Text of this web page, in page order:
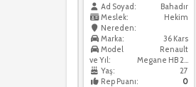
Ad Soyad:
Bahadır
Meslek:
Hekim
Nereden:
36 Kars
Marka:
Renault
Model
ve Yıl:
Megane HB 2018
Yaş:
27
Rep Puanı:
0